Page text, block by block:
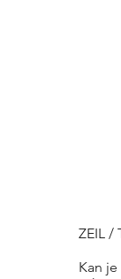
ZEIL /
Kan